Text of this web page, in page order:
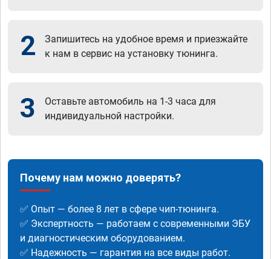
2
Запишитесь на удобное время и приезжайте
к нам в сервис на установку тюнинга.
3
Оставьте автомобиль на 1-3 часа для
индивидуальной настройки.
Почему нам можно доверять?
✅ Опыт — более 8 лет в сфере чип-тюнинга.
✅ Экспертность — работаем с современными ЭБУ
и диагностическим оборудованием.
✅ Надежность — гарантия на все виды работ.